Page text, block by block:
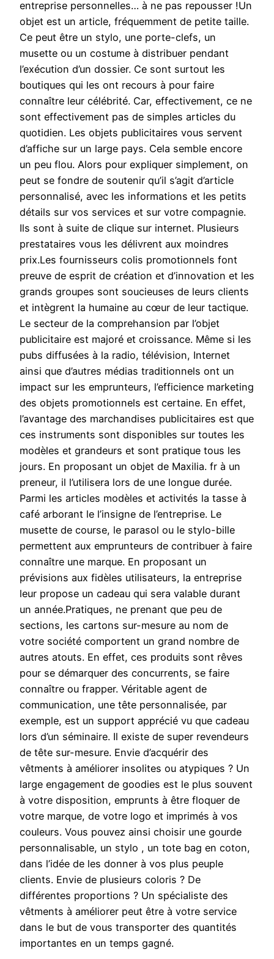
entreprise personnelles… à ne pas repousser !Un
objet est un article, fréquemment de petite taille.
Ce peut être un stylo, une porte-clefs, un
musette ou un costume à distribuer pendant
l’exécution d’un dossier. Ce sont surtout les
boutiques qui les ont recours à pour faire
connaître leur célébrité. Car, effectivement, ce ne
sont effectivement pas de simples articles du
quotidien. Les objets publicitaires vous servent
d’affiche sur un large pays. Cela semble encore
un peu flou. Alors pour expliquer simplement, on
peut se fondre de soutenir qu’il s’agit d’article
personnalisé, avec les informations et les petits
détails sur vos services et sur votre compagnie.
Ils sont à suite de clique sur internet. Plusieurs
prestataires vous les délivrent aux moindres
prix.Les fournisseurs colis promotionnels font
preuve de esprit de création et d’innovation et les
grands groupes sont soucieuses de leurs clients
et intègrent la humaine au cœur de leur tactique.
Le secteur de la comprehansion par l’objet
publicitaire est majoré et croissance. Même si les
pubs diffusées à la radio, télévision, Internet
ainsi que d’autres médias traditionnels ont un
impact sur les emprunteurs, l’efficience marketing
des objets promotionnels est certaine. En effet,
l’avantage des marchandises publicitaires est que
ces instruments sont disponibles sur toutes les
modèles et grandeurs et sont pratique tous les
jours. En proposant un objet de Maxilia. fr à un
preneur, il l’utilisera lors de une longue durée.
Parmi les articles modèles et activités la tasse à
café arborant le l’insigne de l’entreprise. Le
musette de course, le parasol ou le stylo-bille
permettent aux emprunteurs de contribuer à faire
connaître une marque. En proposant un
prévisions aux fidèles utilisateurs, la entreprise
leur propose un cadeau qui sera valable durant
un année.Pratiques, ne prenant que peu de
sections, les cartons sur-mesure au nom de
votre société comportent un grand nombre de
autres atouts. En effet, ces produits sont rêves
pour se démarquer des concurrents, se faire
connaître ou frapper. Véritable agent de
communication, une tête personnalisée, par
exemple, est un support apprécié vu que cadeau
lors d’un séminaire. Il existe de super revendeurs
de tête sur-mesure. Envie d’acquérir des
vêtments à améliorer insolites ou atypiques ? Un
large engagement de goodies est le plus souvent
à votre disposition, emprunts à être floquer de
votre marque, de votre logo et imprimés à vos
couleurs. Vous pouvez ainsi choisir une gourde
personnalisable, un stylo , un tote bag en coton,
dans l’idée de les donner à vos plus peuple
clients. Envie de plusieurs coloris ? De
différentes proportions ? Un spécialiste des
vêtments à améliorer peut être à votre service
dans le but de vous transporter des quantités
importantes en un temps gagné.